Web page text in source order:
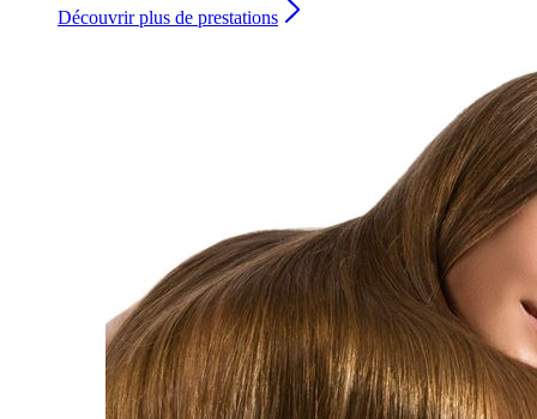
Découvrir plus de prestations